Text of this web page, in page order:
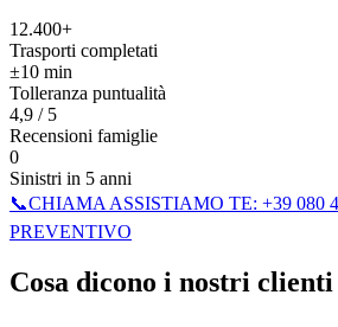
12.400+
Trasporti completati
±10 min
Tolleranza puntualità
4,9 / 5
Recensioni famiglie
0
Sinistri in 5 anni
📞CHIAMA ASSISTIAMO TE: +39 080
PREVENTIVO
Cosa dicono i nostri clienti